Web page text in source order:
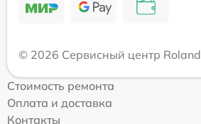
© 2026 Сервисный центр Roland
Стоимость ремонта
Оплата и доставка
Контакты